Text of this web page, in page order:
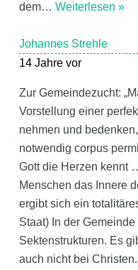
dem… Weiterlesen »
Johannes Strehle
14 Jahre vor
Zur Gemeindezucht:
Vorstellung einer
nehmen und
notwendig corpus
Gott die Herzen kennt
Menschen das Innere
ergibt sich ein
Staat) In der
Sektenstrukturen. Es
auch nicht bei